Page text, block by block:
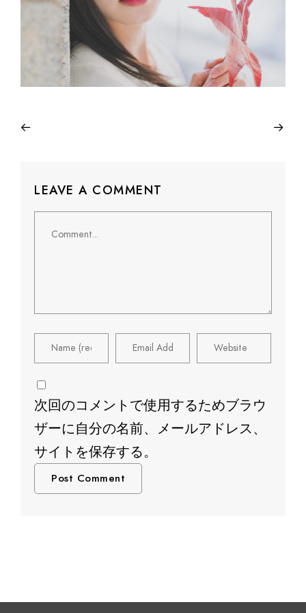
LEAVE A COMMENT
次回のコメントで使用するためブラウ
ザーに自分の名前、メールアドレス、
サイトを保存する。